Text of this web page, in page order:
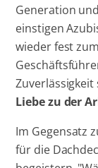
Generation
einstigen
wieder fest
Zuverlässigkeit
Liebe zu der
Im Gegensatz
für die